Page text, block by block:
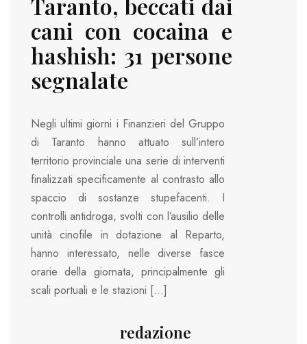
cani con cocaina e
hashish: 31 persone
segnalate
Negli ultimi giorni i Finanzieri del Gruppo
di Taranto hanno attuato sull’intero
territorio provinciale una serie di interventi
finalizzati specificamente al contrasto allo
spaccio di sostanze stupefacenti. I
controlli antidroga, svolti con l’ausilio delle
unità cinofile in dotazione al Reparto,
hanno interessato, nelle diverse fasce
orarie della giornata, principalmente gli
scali portuali e le stazioni […]
redazione